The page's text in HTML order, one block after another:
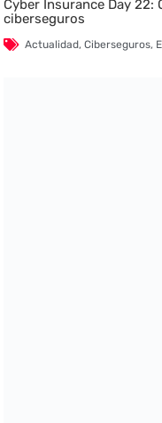
Cyber Insurance Day
ciberseguros
Actualidad,Ciberseguros,